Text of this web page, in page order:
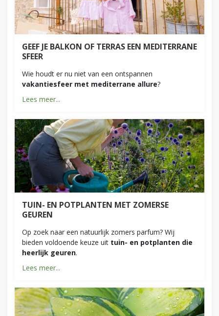
GEEF JE BALKON OF TERRAS EEN MEDITERRANE
SFEER
Wie houdt er nu niet van een ontspannen
vakantiesfeer met mediterrane allure?
Lees meer...
TUIN- EN POTPLANTEN MET ZOMERSE
GEUREN
Op zoek naar een natuurlijk zomers parfum? Wij
bieden voldoende keuze uit tuin- en potplanten die
heerlijk geuren.
Lees meer...